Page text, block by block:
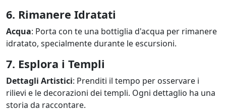
6. Rimanere Idratati
Acqua: Porta con te una bottiglia d'acqua per rimanere
idratato, specialmente durante le escursioni.
7. Esplora i Templi
Dettagli Artistici: Prenditi il tempo per osservare i
rilievi e le decorazioni dei templi. Ogni dettaglio ha una
storia da raccontare.